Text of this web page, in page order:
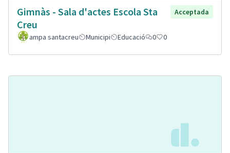
Gimnàs - Sala d'actes Escola Sta
Creu
Acceptada
ampa santacreu Municipi Educació 0 0